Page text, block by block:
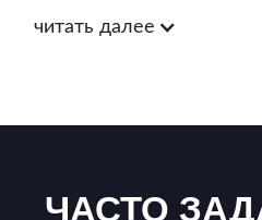
читать далее
ЧАСТО